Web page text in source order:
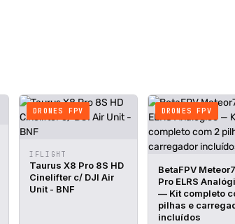
DRONES FPV
VISTA
RÁPIDA
AO CESTO
IFLIGHT
Taurus X8 Pro 8S HD
Cinelifter c/ DJI Air
Unit - BNF
DRONES FPV
VISTA
RÁPIDA
AO
BetaFPV
Pro ELRS
— Kit completo
pilhas e
incluídos